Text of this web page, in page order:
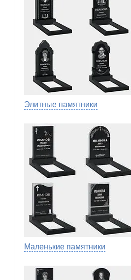
Элитные памятники
Маленькие памятники